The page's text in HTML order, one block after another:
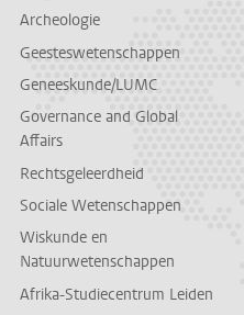
Archeologie
Geesteswetenschappen
Geneeskunde/LUMC
Governance and Global
Affairs
Rechtsgeleerdheid
Sociale Wetenschappen
Wiskunde en
Natuurwetenschappen
Afrika-Studiecentrum Leiden